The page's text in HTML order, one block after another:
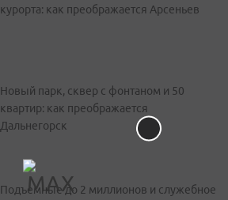
курорта: как преображается Арсеньев
Новый парк, сквер с фонтаном и 50
квартир: как преображается
Дальнегорск
Подъемные до 2 миллионов и служебное